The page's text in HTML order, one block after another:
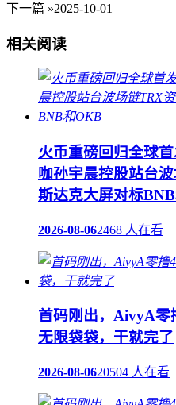
下一篇 »2025-10-01
相关阅读
火币重磅回归全球
咖孙宇晨控股站台
斯达克大屏对标
2026-08-062468 人在看
首码刚出，AivyA零
无限袋袋，干就完了
2026-08-0620504 人在看